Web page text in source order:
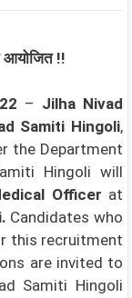
आयोजित !!
– Jilha Nivad
Samiti Hingoli,
the Department
Hingoli will
Officer at
Candidates who
this recruitment
are invited to
Samiti Hingoli